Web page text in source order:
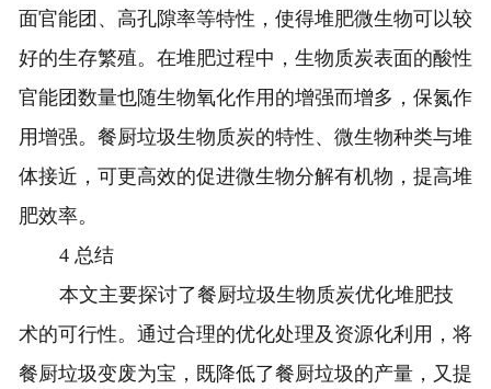
面官能团、高孔隙率等特性，使得堆肥微生物可以较
好的生存繁殖。在堆肥过程中，生物质炭表面的酸性
官能团数量也随生物氧化作用的增强而增多，保氮作
用增强。餐厨垃圾生物质炭的特性、微生物种类与堆
体接近，可更高效的促进微生物分解有机物，提高堆
肥效率。
4 总结
本文主要探讨了餐厨垃圾生物质炭优化堆肥技
术的可行性。通过合理的优化处理及资源化利用，将
餐厨垃圾变废为宝，既降低了餐厨垃圾的产量，又提